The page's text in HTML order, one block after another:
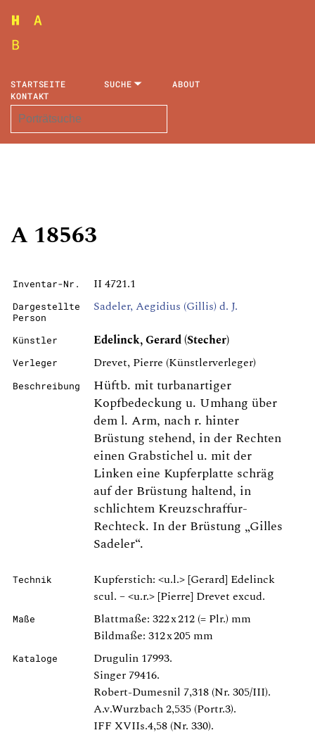
STARTSEITE SUCHE
ABOUT
KONTAKT
A 18563
Inventar-Nr. II 4721.1
Dargestellte
Person
Sadeler, Aegidius (Gillis) d. J.
Künstler Edelinck, Gerard (Stecher)
Verleger Drevet, Pierre (Künstlerverleger)
Beschreibung
Hüftb. mit turbanartiger
Kopfbedeckung u. Umhang über
dem l. Arm, nach r. hinter
Brüstung stehend, in der Rechten
einen Grabstichel u. mit der
Linken eine Kupferplatte schräg
auf der Brüstung haltend, in
schlichtem Kreuzschraffur-
Rechteck. In der Brüstung „Gilles
Sadeler“.
Technik
Kupferstich: <u.l.> [Gerard] Edelinck
scul. – <u.r.> [Pierre] Drevet excud.
Maße
Blattmaße: 322 x 212 (= Plr.) mm
Bildmaße: 312 x 205 mm
Kataloge
Drugulin 17993.
Singer 79416.
Robert-Dumesnil 7,318 (Nr. 305/III).
A.v.Wurzbach 2,535 (Portr.3).
IFF XVIIs.4,58 (Nr. 330).